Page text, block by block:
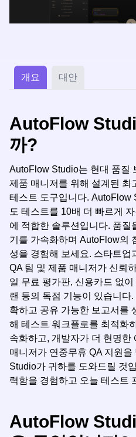
개요 대안
AutoFlow
까?
AutoFlow Studio는 현대 품질
제품 매니저를 위해 설계된 최
테스트 도구입니다. AutoFlow
도 테스트를 10배 더 빠르게
에 적합한 솔루션입니다. 품질
기를 가속화하며 AutoFlow의
성을 경험해 보세요. 스타트업
QA 팀 및 제품 매니저가 신뢰
일 무료 평가판, 신용카드 없
랜 등의 독점 기능이 있습니다
확하고 공유 가능한 보고서를
해 테스트 워크플로를 최적화
속화하고, 개발자가 더 현명한
매니저가 연중무휴 QA 지원
Studio가 귀하를 도와드릴 것
력함을 경험하고 오늘 테스트
AutoFlow